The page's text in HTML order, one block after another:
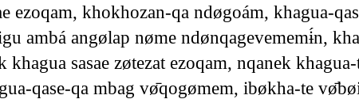
ezoqam, khokhozan-qa ndøgoám, khagua-
ambá angølap nøme ndønqagevememɨ́n,
sasae zøtezat ezoqam, nqanek
qase-qa mbag vø̄qogømem, ibøkha-te